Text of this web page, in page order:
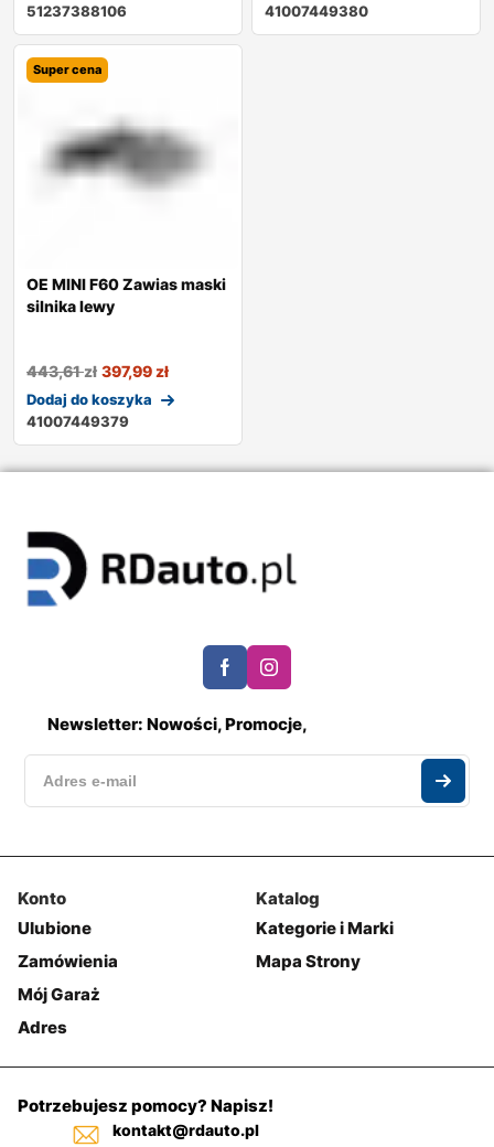
51237388106
41007449380
Super cena
OE MINI F60 Zawias maski
silnika lewy
443,61zł 397,99zł
Dodaj do koszyka
41007449379
Newsletter: Nowości, Promocje,
Konto
Ulubione
Zamówienia
Mój Garaż
Adres
Katalog
Kategorie i Marki
Mapa Strony
Potrzebujesz pomocy? Napisz!
kontakt@rdauto.pl